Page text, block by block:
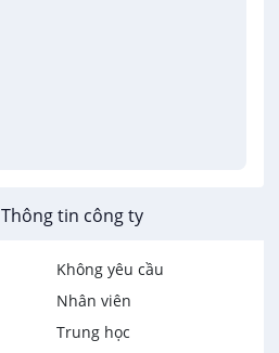
Thông tin công ty
Không yêu cầu
Nhân viên
Trung học